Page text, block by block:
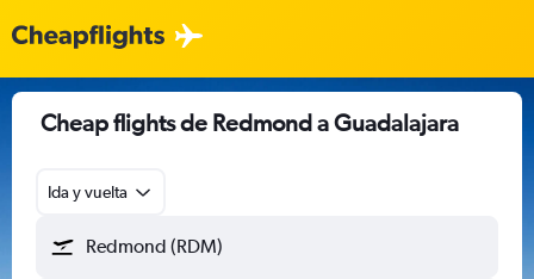
Cheap flights de Redmond a Guadalajara
Ida y vuelta
Redmond (RDM)